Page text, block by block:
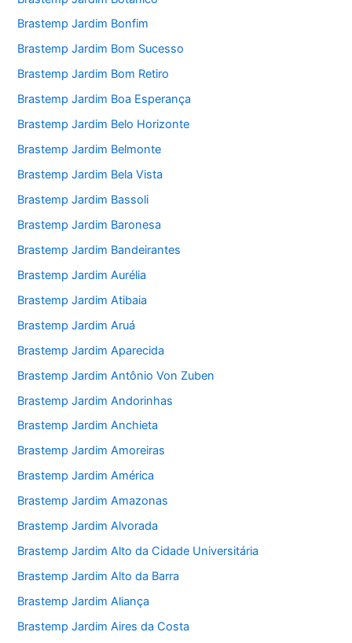
Brastemp Jardim Bonfim
Brastemp Jardim Bom Sucesso
Brastemp Jardim Bom Retiro
Brastemp Jardim Boa Esperança
Brastemp Jardim Belo Horizonte
Brastemp Jardim Belmonte
Brastemp Jardim Bela Vista
Brastemp Jardim Bassoli
Brastemp Jardim Baronesa
Brastemp Jardim Bandeirantes
Brastemp Jardim Aurélia
Brastemp Jardim Atibaia
Brastemp Jardim Aruá
Brastemp Jardim Aparecida
Brastemp Jardim Antônio Von Zuben
Brastemp Jardim Andorinhas
Brastemp Jardim Anchieta
Brastemp Jardim Amoreiras
Brastemp Jardim América
Brastemp Jardim Amazonas
Brastemp Jardim Alvorada
Brastemp Jardim Alto da Cidade Universitária
Brastemp Jardim Alto da Barra
Brastemp Jardim Aliança
Brastemp Jardim Aires da Costa